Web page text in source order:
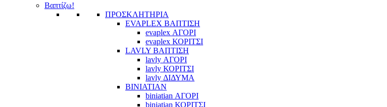
Βαπτίζω!
ΠΡΟΣΚΛΗΤΗΡΙΑ
EVAPLEX ΒΑΠΤΙΣΗ
evaplex ΑΓΟΡΙ
evaplex ΚΟΡΙΤΣΙ
LAVLY ΒΑΠΤΙΣΗ
lavly ΑΓΟΡΙ
lavly ΚΟΡΙΤΣΙ
lavly ΔΙΔΥΜΑ
BINIATIAN
biniatian ΑΓΟΡΙ
biniatian ΚΟΡΙΤΣΙ